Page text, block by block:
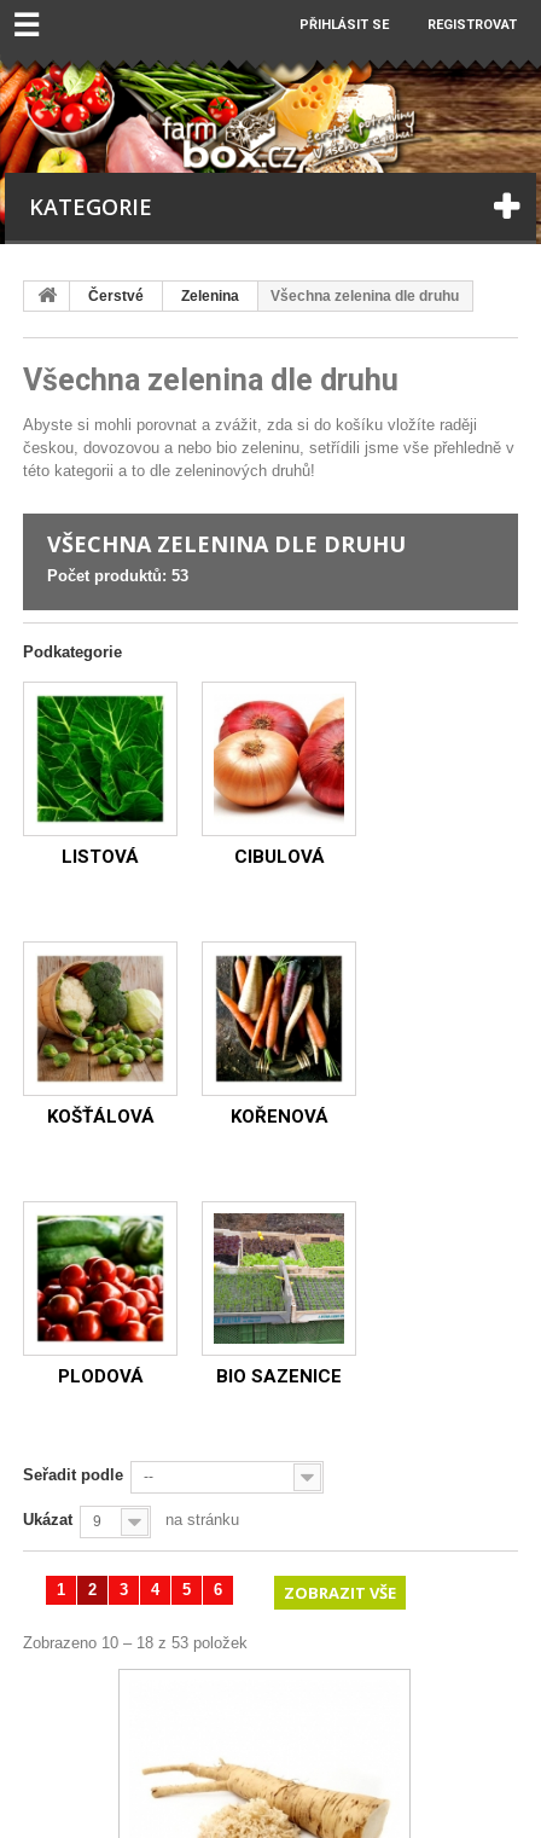
☰ PŘIHLÁSIT SE REGISTROVAT
KATEGORIE
Čerstvé Zelenina Všechna zelenina dle druhu
Všechna zelenina dle druhu
Abyste si mohli porovnat a zvážit, zda si do košíku vložíte raději
českou, dovozovou a nebo bio zeleninu, setřídili jsme vše přehledně v
této kategorii a to dle zeleninových druhů!
VŠECHNA ZELENINA DLE DRUHU
Počet produktů: 53
Podkategorie
LISTOVÁ CIBULOVÁ
KOŠŤÁLOVÁ KOŘENOVÁ
PLODOVÁ BIO SAZENICE
Seřadit podle --
Ukázat 9 na stránku
ZOBRAZIT VŠE
1 2 3 4 5 6
Zobrazeno 10 – 18 z 53 položek